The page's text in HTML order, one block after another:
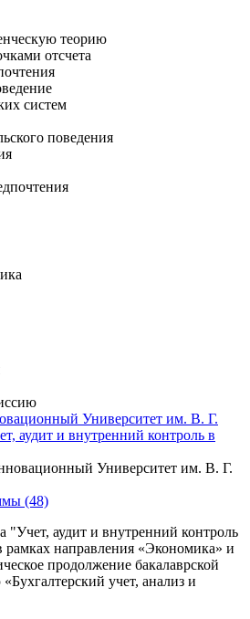
теорию
отсчета
систем
поведения
Университет им. В. Г.
аудит и внутренний контроль в
(48)
"Учет, аудит и внутренний контроль
рамках направления «Экономика» и
продолжение бакалаврской
учет, анализ и